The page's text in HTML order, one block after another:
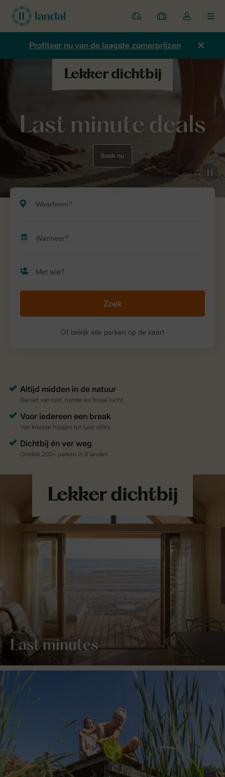
Parken
Mijn
boekingen
Open
de
dropdown
Profiteer nu van de laagste zomerprijzen
Last minute deals
Boek nu
Zoek
Of bekijk alle parken op de kaart
Last minutes